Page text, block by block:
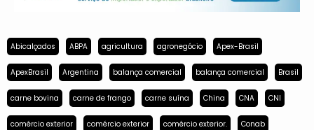
Abicalçados ABPA agricultura agronegócio Apex-Brasil
ApexBrasil Argentina balança comercial balança comercial Brasil
carne bovina carne de frango carne suína China CNA CNI
comércio exterior comércio exterior comércio exterior. Conab